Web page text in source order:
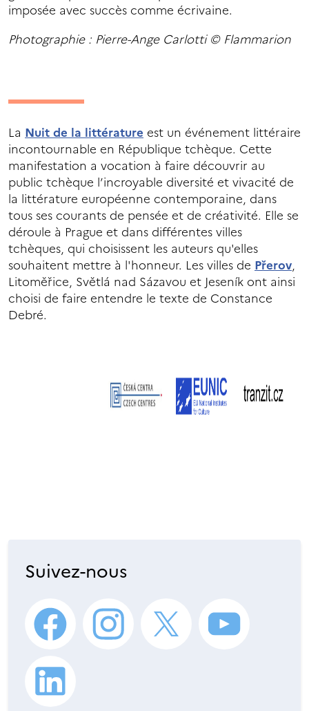
imposée avec succès comme écrivaine.
Photographie : Pierre-Ange Carlotti © Flammarion
La Nuit de la littérature est un événement littéraire
incontournable en République tchèque. Cette
manifestation a vocation à faire découvrir au
public tchèque l’incroyable diversité et vivacité de
la littérature européenne contemporaine, dans
tous ses courants de pensée et de créativité. Elle se
déroule à Prague et dans différentes villes
tchèques, qui choisissent les auteurs qu'elles
souhaitent mettre à l'honneur. Les villes de Přerov,
Litoměřice, Světlá nad Sázavou et Jeseník ont ainsi
choisi de faire entendre le texte de Constance
Debré.
Suivez-nous